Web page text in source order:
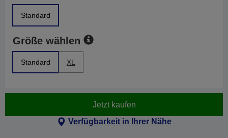
Standard
Größe wählen
Standard XL
Jetzt kaufen
Verfügbarkeit in Ihrer Nähe